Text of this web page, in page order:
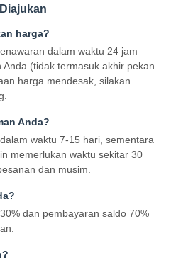
harga?
dalam waktu 24 jam
(tidak termasuk akhir pekan
harga mendesak, silakan
Anda?
waktu 7-15 hari, sementara
memerlukan waktu sekitar 30
dan musim.
dan pembayaran saldo 70%